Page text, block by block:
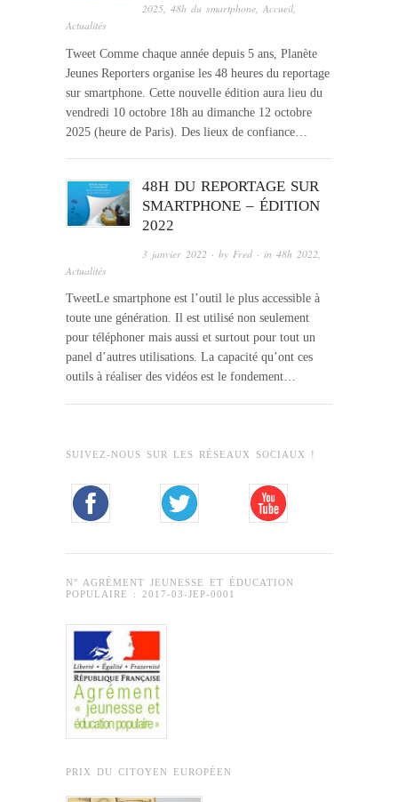
2025 ,48h du smartphone ,Accueil
Actualités
Tweet Comme chaque année depuis 5 ans, Planète
Jeunes Reporters organise les 48 heures du reportage
sur smartphone. Cette nouvelle édition aura lieu du
vendredi 10 octobre 18h au dimanche 12 octobre
2025 (heure de Paris). Des lieux de confiance…
48H DU REPORTAGE SUR
SMARTPHONE – ÉDITION
2022
3 janvier 2022 · by Fred · in48h 2022
Actualités
TweetLe smartphone est l’outil le plus accessible à
toute une génération. Il est utilisé non seulement
pour téléphoner mais aussi et surtout pour tout un
panel d’autres utilisations. La capacité qu’ont ces
outils à réaliser des vidéos est le fondement…
SUIVEZ-NOUS SUR LES RÉSEAUX SOCIAUX !
N° AGRÉMENT JEUNESSE ET ÉDUCATION
POPULAIRE : 2017-03-JEP-0001
PRIX DU CITOYEN EUROPÉEN